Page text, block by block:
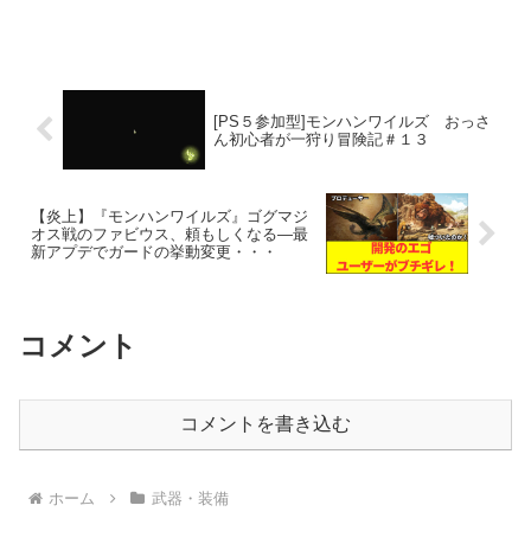
[PS５参加型]モンハンワイルズ おっさ
ん初心者が一狩り冒険記＃１３
【炎上】『モンハンワイルズ』ゴグマジ
オス戦のファビウス、頼もしくなる―最
新アプデでガードの挙動変更・・・
コメント
コメントを書き込む
ホーム 武器・装備